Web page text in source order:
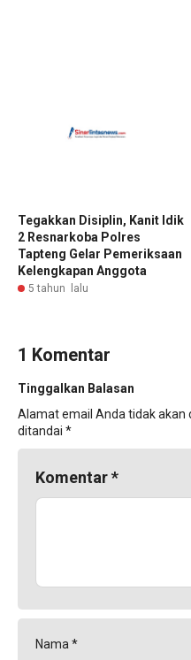
Tegakkan Disiplin, Kanit Idik
2 Resnarkoba Polres
Tapteng Gelar Pemeriksaan
Kelengkapan Anggota
5 tahun lalu
1 Komentar
Tinggalkan Balasan
Alamat email Anda tidak akan
ditandai *
Komentar*
Nama *